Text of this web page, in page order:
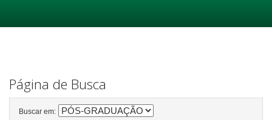
Página de Busca
Buscar em: